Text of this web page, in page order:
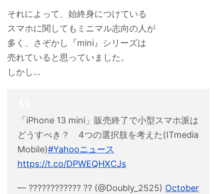
それによって、始終身につけている
スマホに関してもミニマル志向の人が
多く、さぞかし『mini』シリーズは
売れていると思っていました。
しかし…
「iPhone 13 mini」販売終了で小型スマホ派は
どうすべき？ 4つの選択肢を考えた(ITmedia
Mobile)#Yahooニュース
https://t.co/DPWEQHXCJs
— ???????????? ?? (@Doubly_2525) October